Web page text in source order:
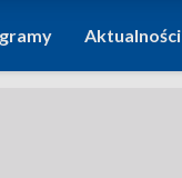
Aktualności